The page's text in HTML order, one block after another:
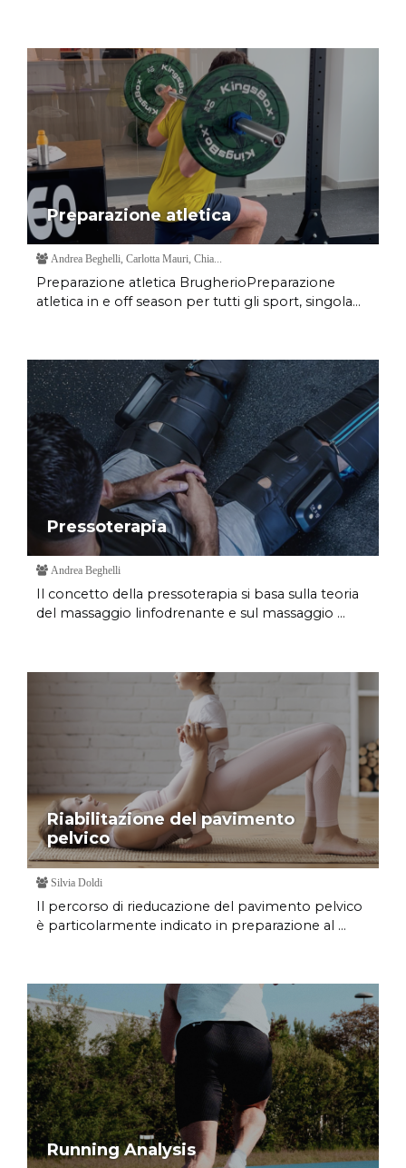
Preparazione atletica
Andrea Beghelli, Carlotta Mauri, Chia...
Preparazione atletica BrugherioPreparazione
atletica in e off season per tutti gli sport, singola...
Pressoterapia
Andrea Beghelli
Il concetto della pressoterapia si basa sulla teoria
del massaggio linfodrenante e sul massaggio ...
Riabilitazione del pavimento
pelvico
Silvia Doldi
Il percorso di rieducazione del pavimento pelvico
è particolarmente indicato in preparazione al ...
Running Analysis